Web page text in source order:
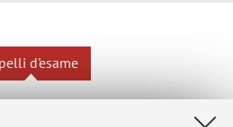
d'esame